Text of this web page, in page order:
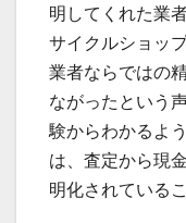
明してくれた業
サイクルショッ
業者ならではの
ながったという
験からわかるよ
は、査定から現
明化されている